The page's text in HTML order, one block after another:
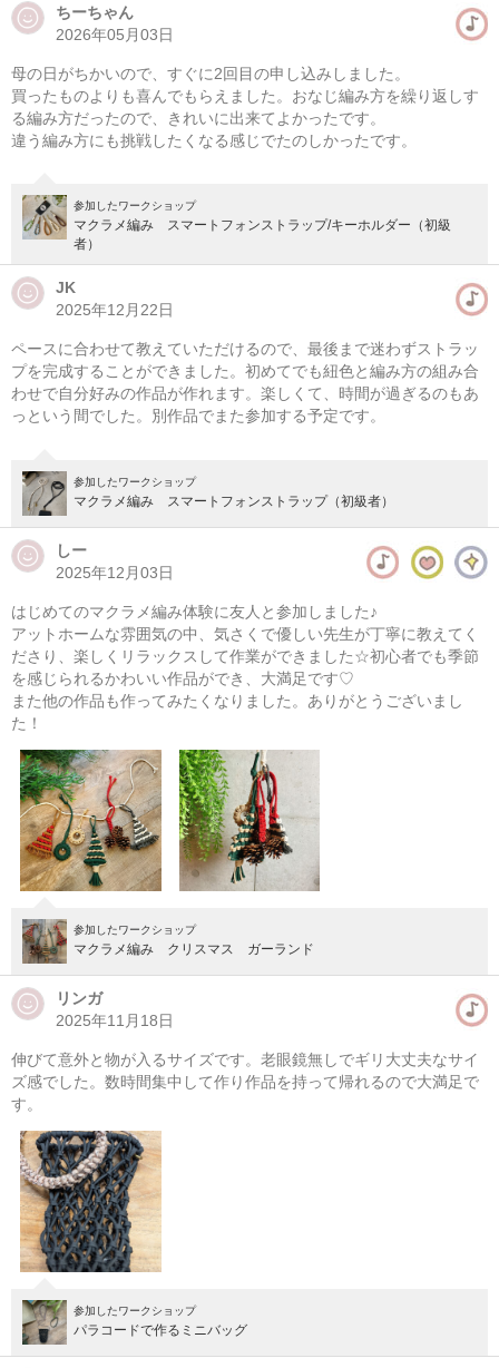
マクラメ編み メッシュバッグ
08/10(月) 10:00-14:00
東京 （東横線）学芸大学駅から徒歩14分
東京 （東横線）学芸大学駅から徒歩14分
他日程あり
マクラメ編みハンギングプランター(初心者）
東京 （東横線）学芸大学駅から徒歩14分
08/10(月) 11:00-14:00
東京 （東横線）学芸大学駅から徒歩14分
ちーちゃん
2026年05月03日
母の日がちかいので、すぐに2回目の申し込みしました。
買ったものよりも喜んでもらえました。おなじ編み方を繰り返しす
る編み方だったので、きれいに出来てよかったです。
違う編み方にも挑戦したくなる感じでたのしかったです。
参加したワークショップ
マクラメ編み スマートフォンストラップ/キーホルダー（初級
者）
JK
2025年12月22日
ペースに合わせて教えていただけるので、最後まで迷わずストラッ
プを完成することができました。初めてでも紐色と編み方の組み合
わせで自分好みの作品が作れます。楽しくて、時間が過ぎるのもあ
っという間でした。別作品でまた参加する予定です。
参加したワークショップ
マクラメ編み スマートフォンストラップ（初級者）
しー
2025年12月03日
はじめてのマクラメ編み体験に友人と参加しました♪
アットホームな雰囲気の中、気さくで優しい先生が丁寧に教えてく
ださり、楽しくリラックスして作業ができました☆初心者でも季節
を感じられるかわいい作品ができ、大満足です♡
また他の作品も作ってみたくなりました。ありがとうございまし
た！
参加したワークショップ
マクラメ編み クリスマス ガーランド
リンガ
2025年11月18日
伸びて意外と物が入るサイズです。老眼鏡無しでギリ大丈夫なサイ
ズ感でした。数時間集中して作り作品を持って帰れるので大満足で
す。
参加したワークショップ
パラコードで作るミニバッグ